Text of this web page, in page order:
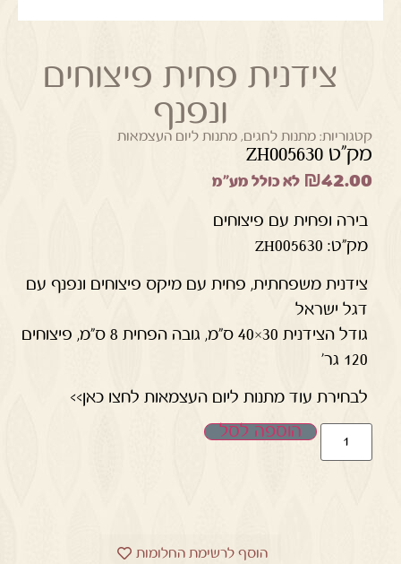
צידנית פחית פיצוחים
ונפנף
קטגוריות: מתנות לחגים,מתנות ליום העצמאות
מק"ט ZH005630
₪42.00 לא כולל מע"מ
בירה ופחית עם פיצוחים
מק"ט: ZH005630
צידנית משפחתית, פחית עם מיקס פיצוחים ונפנף עם
דגל ישראל
גודל הצידנית 30×40 ס”מ, גובה הפחית 8 ס”מ, פיצוחים
120 גר'
לבחירת עוד מתנות ליום העצמאות לחצו כאן>>
הוספה לסל
הוסף לרשימת החלומות